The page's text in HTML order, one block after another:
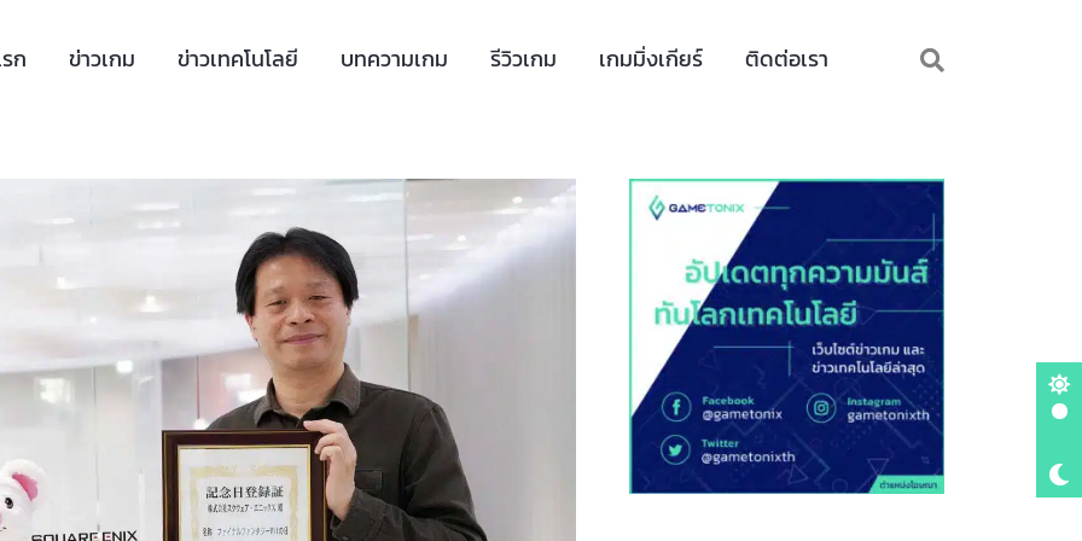
ก ข่าวเกม ข่าวเทคโนโลยี บทความเกม รีวิวเกม เกมมิ่งเกียร์ ติดต่อเรา